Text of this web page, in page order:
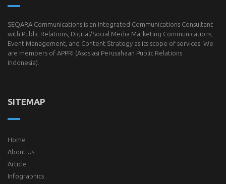
SEQARA Communications is an Integrated Communications Consultant
with Public Relations, Digital/Social Media Marketing Communications,
Event Management, and Content Strategy as its scope of services. We
are members of APPRI (Asosiasi Perusahaan Public Relations
Indonesia).
SITEMAP
Home
About Us
Article
Infographics